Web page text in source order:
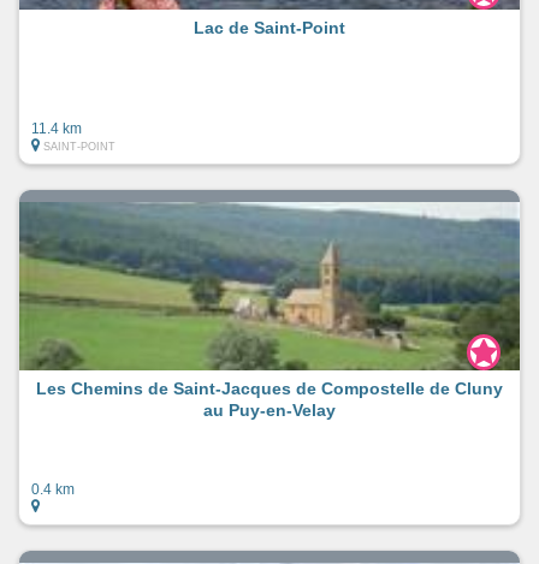
Lac de Saint-Point
11.4 km
SAINT-POINT
Les Chemins de Saint-Jacques de Compostelle de Cluny
au Puy-en-Velay
0.4 km